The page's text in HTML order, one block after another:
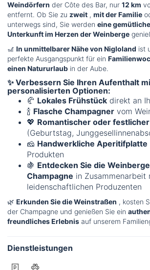
Weindörfern der Côte des Bar, nur 12 km
entfernt. Ob Sie zu zweit , mit der Familie
unterwegs sind, Sie werden eine
Unterkunft im Herzen der Weinberge
🎢 In unmittelbarer Nähe von Nigloland ist
perfekte Ausgangspunkt für ein
einen Natururlaub in der Aube.
✨ Verbessern Sie Ihren Aufenthalt
personalisierten Optionen:
🥐 Lokales Frühstück direkt an
🍾 Flasche Champagner vom
💖 Romantischer oder
(Geburtstag,
🧀 Handwerkliche Aperitifplatte
Produkten
🍇 Entdecken Sie die
Champagne in Zusammenarbeit
leidenschaftlichen Produzenten
🌿 Erkunden Sie die Weinstraßen , kosten
der Champagne und genießen Sie ein
freundliches Erlebnis auf unserem
Dienstleistungen